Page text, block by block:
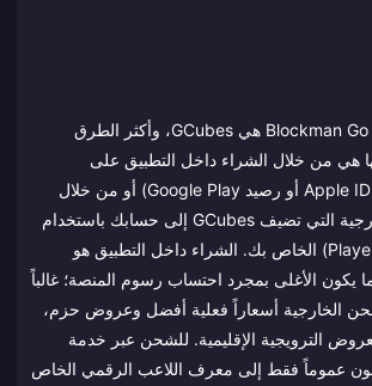
العملة المتميزة في Blockman Go هي GCubes، وأكثر الطرق
هي من خلال الشراء داخل التطبيق على
iOS/Android (عبر Apple ID أو رصيد Google Play) أو من خلال
خدمات الشحن الخارجية التي تضيف GCubes إلى حسابك باستخدام
معرف اللاعب (Player ID) الخاص بك. الشراء داخل التطبيق هو
يكون الأغلى بمجرد احتساب رسوم المنصة؛ غالباً
الخارجية أسعاراً فعلية أفضل وعروض حزم،
الترويجية الإقليمية. للشحن عبر خدمة
عموماً فقط إلى معرف اللاعب الرقمي الخاص